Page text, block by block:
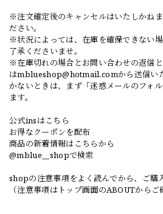
※注文確定後のキャンセルはいたしかね
ださい。
※状況によっては、在庫を確保できない
了承くださいませ。
※在庫切れの場合とお問い合わせの返信
はmblueshop@hotmail.comから送信い
かないときは、まず「迷惑メールのフォ
ます。
公式insはこちら
お得なクーポンを配布
商品の新着情報はこちらから
@mblue__shopで検索
shopの注意事項をよく読んでから、ご購
（注意事項はトップ画面のABOUTからご